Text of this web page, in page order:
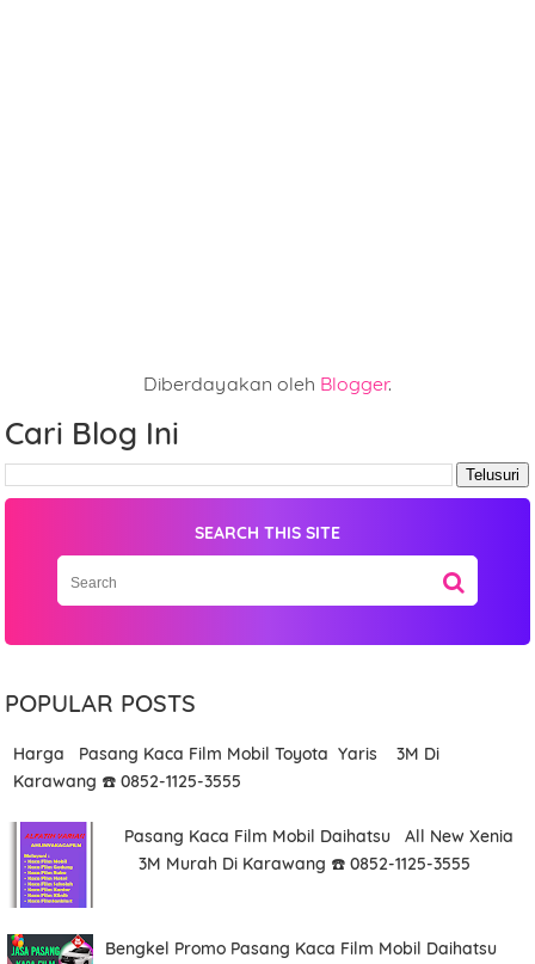
Diberdayakan oleh Blogger.
Cari Blog Ini
SEARCH THIS SITE
POPULAR POSTS
Harga Pasang Kaca Film Mobil Toyota Yaris 3M Di
Karawang ☎️ 0852-1125-3555
Pasang Kaca Film Mobil Daihatsu All New Xenia
3M Murah Di Karawang ☎️ 0852-1125-3555
Bengkel Promo Pasang Kaca Film Mobil Daihatsu